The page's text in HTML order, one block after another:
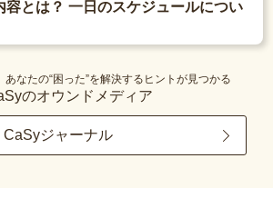
容とは？ 一日のスケジュールについ
なたの“困った”を解決するヒントが見つかる
のオウンドメディア
CaSyジャーナル